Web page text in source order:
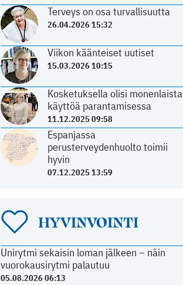
Terveys on osa turvallisuutta
26.04.2026 15:32
Viikon käänteiset uutiset
15.03.2026 10:15
Kosketuksella olisi monenlaista
käyttöä parantamisessa
11.12.2025 09:58
Espanjassa
perusterveydenhuolto toimii
hyvin
07.12.2025 13:59
HYVINVOINTI
Unirytmi sekaisin loman jälkeen – näin
vuorokausirytmi palautuu
05.08.2026 06:13